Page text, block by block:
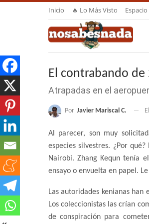
Inicio 🔥 Lo Más Visto Espacio
El contrabando
Atrapadas en el
Por Javier Mariscal C. El
Al parecer, son muy
especies silvestres. ¿Por
Nairobi. Zhang Kequn tenía
ensayo o envuelta en papel.
Las autoridades kenianas
Los coleccionistas las crían
de conspiración para